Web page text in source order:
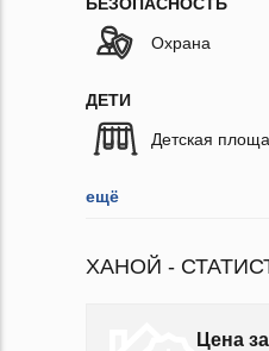
Охрана
ДЕТИ
Детская
ещё
ХАНОЙ -
Цена